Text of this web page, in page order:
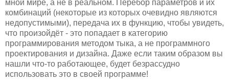
мной мире, а не в реальном. Перебор параметров и их
комбинаций (некоторые из которых очевидно являются
недопустимыми), передача их в функцию, чтобы увидеть,
что произойдёт - это попадает в категорию
программирования методом тыка, а не программного
проектирования и дизайна. Даже если таким образом вы
нашли что-то работающее, будет безрассудно
использовать это в своей программе!